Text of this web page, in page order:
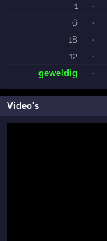
1
·
6
·
18
·
12
·
geweldig
·
Video's